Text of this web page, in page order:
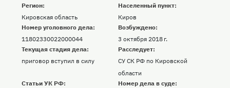
Регион:
Кировская область
Населенный пункт:
Киров
Номер уголовного дела:
11802330022000044
Возбуждено:
3 октября 2018 г.
Текущая стадия дела:
приговор вступил в силу
Расследует:
СУ СК РФ по Кировской
области
Статьи УК РФ:
Номер дела в суде: